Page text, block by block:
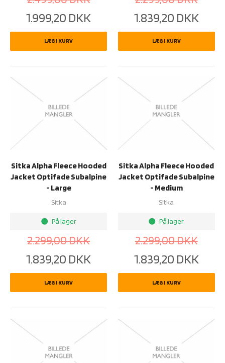
1.999,20 DKK
LÆG I KURV
1.839,20 DKK
LÆG I KURV
Sitka Alpha Fleece Hooded
Jacket Optifade Subalpine
- Large
Sitka
brightness_1 På lager
2.299,00DKK
1.839,20 DKK
LÆG I KURV
Sitka Alpha Fleece Hooded
Jacket Optifade Subalpine
- Medium
Sitka
brightness_1 På lager
2.299,00DKK
1.839,20 DKK
LÆG I KURV